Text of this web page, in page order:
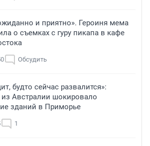
и приятно». Героиня мема
о съемках с гуру пикапа в кафе
Обсудить
будто сейчас развалится»:
из Австралии шокировало
зданий в Приморье
1